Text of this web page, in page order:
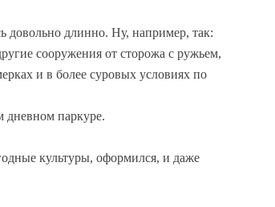
довольно длинно. Ну, например, так:
сооружения от сторожа с ружьем,
и в более суровых условиях по
паркуре.
культуры, оформился, и даже